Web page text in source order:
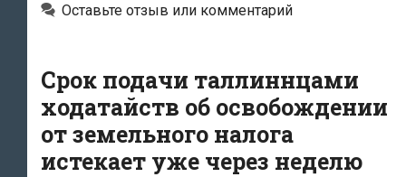
максимально
разрешенного
уровня
Оставьте отзыв или комментарий
Срок подачи таллиннцами
ходатайств об освобождении
от земельного налога
истекает уже через неделю